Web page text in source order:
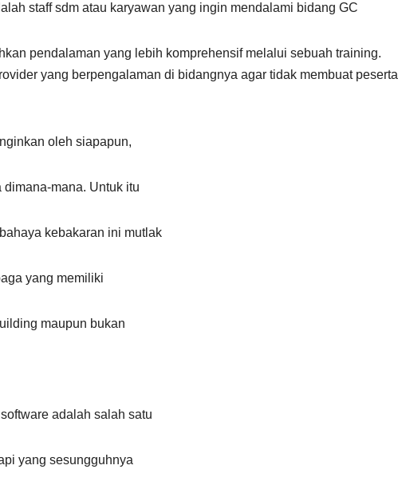
staff sdm atau karyawan yang ingin mendalami bidang GC
pendalaman yang lebih komprehensif melalui sebuah training.
yang berpengalaman di bidangnya agar tidak membuat peserta
oleh siapapun,
mana. Untuk itu
kebakaran ini mutlak
yang memiliki
maupun bukan
adalah salah satu
yang sesungguhnya